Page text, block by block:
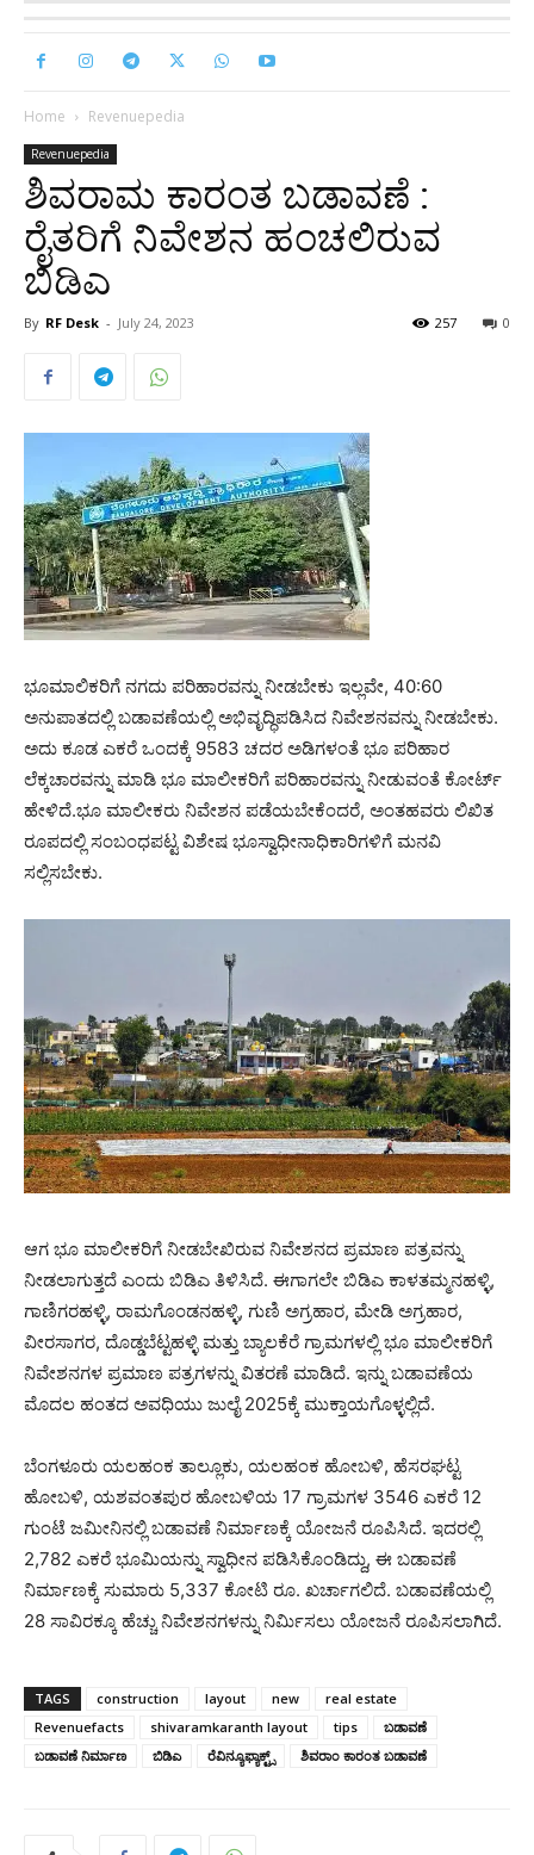
Home Revenuepedia
Revenuepedia
ಶಿವರಾಮ ಕಾರಂತ ಬಡಾವಣೆ :
ರೈತರಿಗೆ ನಿವೇಶನ ಹಂಚಲಿರುವ
ಬಿಡಿಎ
By RF Desk - July 24, 2023 0
257
ಭೂಮಾಲಿಕರಿಗೆ ನಗದು ಪರಿಹಾರವನ್ನು ನೀಡಬೇಕು ಇಲ್ಲವೇ, 40:60
ಅನುಪಾತದಲ್ಲಿ ಬಡಾವಣೆಯಲ್ಲಿ ಅಭಿವೃದ್ಧಿಪಡಿಸಿದ ನಿವೇಶನವನ್ನು ನೀಡಬೇಕು.
ಅದು ಕೂಡ ಎಕರೆ ಒಂದಕ್ಕೆ 9583 ಚದರ ಅಡಿಗಳಂತೆ ಭೂ ಪರಿಹಾರ
ಲೆಕ್ಕಚಾರವನ್ನು ಮಾಡಿ ಭೂ ಮಾಲೀಕರಿಗೆ ಪರಿಹಾರವನ್ನು ನೀಡುವಂತೆ ಕೋರ್ಟ್‌
ಹೇಳಿದೆ.ಭೂ ಮಾಲೀಕರು ನಿವೇಶನ ಪಡೆಯಬೇಕೆಂದರೆ, ಅಂತಹವರು ಲಿಖಿತ
ರೂಪದಲ್ಲಿ ಸಂಬಂಧಪಟ್ಟ ವಿಶೇಷ ಭೂಸ್ವಾಧೀನಾಧಿಕಾರಿಗಳಿಗೆ ಮನವಿ
ಸಲ್ಲಿಸಬೇಕು.
ಆಗ ಭೂ ಮಾಲೀಕರಿಗೆ ನೀಡಬೇಖಿರುವ ನಿವೇಶನದ ಪ್ರಮಾಣ ಪತ್ರವನ್ನು
ನೀಡಲಾಗುತ್ತದೆ ಎಂದು ಬಿಡಿಎ ತಿಳಿಸಿದೆ. ಈಗಾಗಲೇ ಬಿಡಿಎ ಕಾಳತಮ್ಮನಹಳ್ಳಿ,
ಗಾಣಿಗರಹಳ್ಳಿ, ರಾಮಗೊಂಡನಹಳ್ಳಿ, ಗುಣಿ ಅಗ್ರಹಾರ, ಮೇಡಿ ಅಗ್ರಹಾರ,
ವೀರಸಾಗರ, ದೊಡ್ಡಬೆಟ್ಟಹಳ್ಳಿ ಮತ್ತು ಬ್ಯಾಲಕೆರೆ ಗ್ರಾಮಗಳಲ್ಲಿ ಭೂ ಮಾಲೀಕರಿಗೆ
ನಿವೇಶನಗಳ ಪ್ರಮಾಣ ಪತ್ರಗಳನ್ನು ವಿತರಣೆ ಮಾಡಿದೆ. ಇನ್ನು ಬಡಾವಣೆಯ
ಮೊದಲ ಹಂತದ ಅವಧಿಯು ಜುಲೈ 2025ಕ್ಕೆ ಮುಕ್ತಾಯಗೊಳ್ಳಲ್ಲಿದೆ.
ಬೆಂಗಳೂರು ಯಲಹಂಕ ತಾಲ್ಲೂಕು, ಯಲಹಂಕ ಹೋಬಳಿ, ಹೆಸರಘಟ್ಟ
ಹೋಬಳಿ, ಯಶವಂತಪುರ ಹೋಬಳಿಯ 17 ಗ್ರಾಮಗಳ 3546 ಎಕರೆ 12
ಗುಂಟೆ ಜಮೀನಿನಲ್ಲಿ ಬಡಾವಣೆ ನಿರ್ಮಾಣಕ್ಕೆ ಯೋಜನೆ ರೂಪಿಸಿದೆ. ಇದರಲ್ಲಿ
2,782 ಎಕರೆ ಭೂಮಿಯನ್ನು ಸ್ವಾಧೀನ ಪಡಿಸಿಕೊಂಡಿದ್ದು, ಈ ಬಡಾವಣೆ
ನಿರ್ಮಾಣಕ್ಕೆ ಸುಮಾರು 5,337 ಕೋಟಿ ರೂ. ಖರ್ಚಾಗಲಿದೆ. ಬಡಾವಣೆಯಲ್ಲಿ
28 ಸಾವಿರಕ್ಕೂ ಹೆಚ್ಚು ನಿವೇಶನಗಳನ್ನು ನಿರ್ಮಿಸಲು ಯೋಜನೆ ರೂಪಿಸಲಾಗಿದೆ.
TAGS construction layout new
real estate
Revenuefacts
shivaramkaranth layout tips
ಬಡಾವಣೆ
ಬಡಾವಣೆ ನಿರ್ಮಾಣ
ಬಿಡಿಎ ರೆವಿನ್ಯೂಫ್ಯಾಕ್ಟ್ಸ್ ಶಿವರಾಂ ಕಾರಂತ ಬಡಾವಣೆ